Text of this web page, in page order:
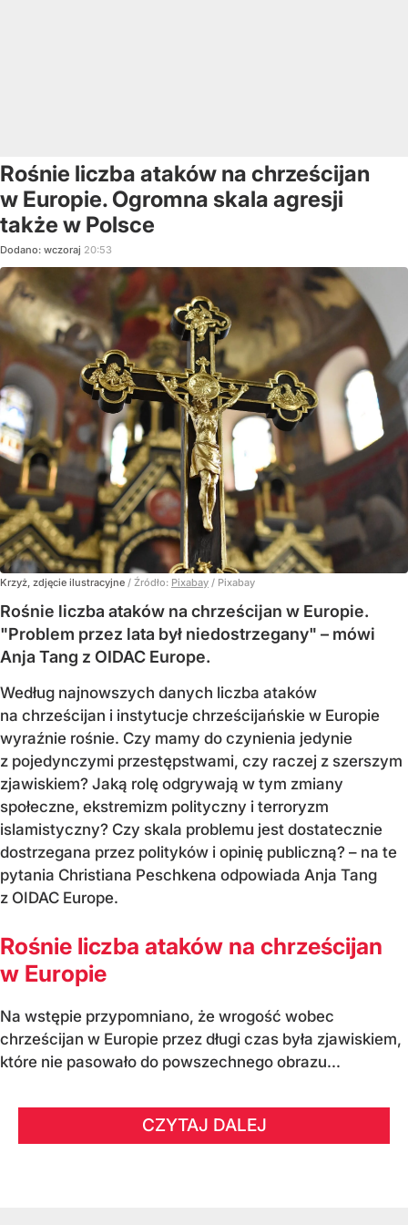
Rośnie liczba ataków na chrześcijan
w Europie. Ogromna skala agresji
także w Polsce
Dodano: wczoraj 20:53
Krzyż, zdjęcie ilustracyjne / Źródło: Pixabay / Pixabay
Rośnie liczba ataków na chrześcijan w Europie.
"Problem przez lata był niedostrzegany" – mówi
Anja Tang z OIDAC Europe.
Według najnowszych danych liczba ataków
na chrześcijan i instytucje chrześcijańskie w Europie
wyraźnie rośnie. Czy mamy do czynienia jedynie
z pojedynczymi przestępstwami, czy raczej z szerszym
zjawiskiem? Jaką rolę odgrywają w tym zmiany
społeczne, ekstremizm polityczny i terroryzm
islamistyczny? Czy skala problemu jest dostatecznie
dostrzegana przez polityków i opinię publiczną? – na te
pytania Christiana Peschkena odpowiada Anja Tang
z OIDAC Europe.
Rośnie liczba ataków na chrześcijan
w Europie
Na wstępie przypomniano, że wrogość wobec
chrześcijan w Europie przez długi czas była zjawiskiem,
które nie pasowało do powszechnego obrazu...
CZYTAJ DALEJ